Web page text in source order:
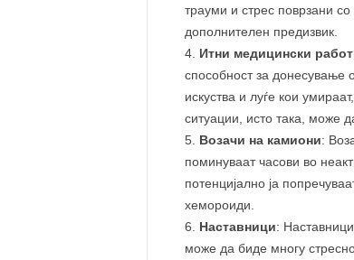
трауми и стрес поврзани
дополнителен предизвик.
Итни медицински
способност за донесување
искуства и луѓе кои
ситуации, исто така, може
Возачи на камиони:
поминуваат часови во
потенцијално ја
хемороиди.
Наставници:
може да биде многу